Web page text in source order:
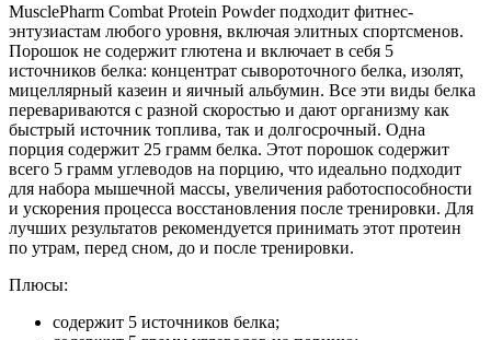
MusclePharm Combat Protein Powder подходит фитнес-
энтузиастам любого уровня, включая элитных спортсменов.
Порошок не содержит глютена и включает в себя 5
источников белка: концентрат сывороточного белка, изолят,
мицеллярный казеин и яичный альбумин. Все эти виды белка
перевариваются с разной скоростью и дают организму как
быстрый источник топлива, так и долгосрочный. Одна
порция содержит 25 грамм белка. Этот порошок содержит
всего 5 грамм углеводов на порцию, что идеально подходит
для набора мышечной массы, увеличения работоспособности
и ускорения процесса восстановления после тренировки. Для
лучших результатов рекомендуется принимать этот протеин
по утрам, перед сном, до и после тренировки.
Плюсы:
содержит 5 источников белка;